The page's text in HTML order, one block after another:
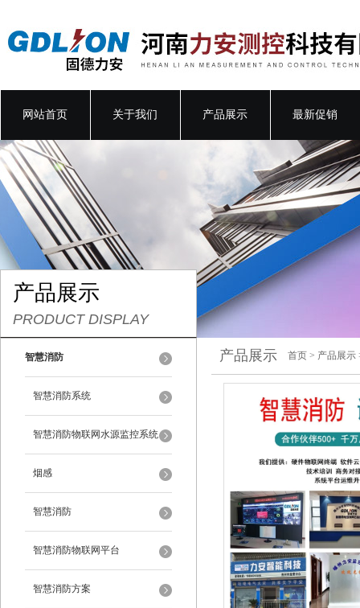
网站首页 关于我们 产品展示 最新促销
产品展示
PRODUCT DISPLAY
智慧消防
智慧消防系统
智慧消防物联网水源监控系统
烟感
智慧消防
智慧消防物联网平台
智慧消防方案
产品展示 首页 > 产品展示